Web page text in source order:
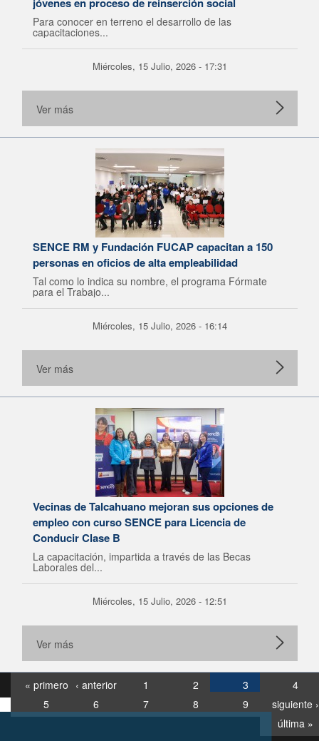
Para conocer en terreno el desarrollo de las
capacitaciones...
Miércoles, 15 Julio, 2026 - 17:31
Ver más
SENCE RM y Fundación FUCAP capacitan a 150
personas en oficios de alta empleabilidad
Tal como lo indica su nombre, el programa Fórmate
para el Trabajo...
Miércoles, 15 Julio, 2026 - 16:14
Ver más
Vecinas de Talcahuano mejoran sus opciones de
empleo con curso SENCE para Licencia de
Conducir Clase B
La capacitación, impartida a través de las Becas
Laborales del...
Miércoles, 15 Julio, 2026 - 12:51
Ver más
« primero ‹ anterior 1 2 3
4
5
6 7 8 9
siguiente ›
última »